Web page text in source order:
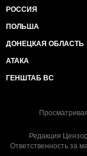
РОССИЯ
ПОЛЬША
ДОНЕЦКАЯ ОБЛАСТЬ
АТАКА
ГЕНШТАБ ВС
Редакция
Ответственность за